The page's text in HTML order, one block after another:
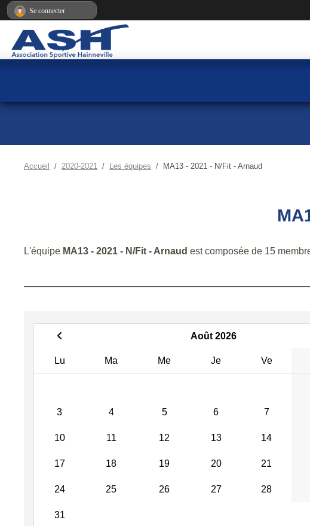
Accueil 2020-2021 Les équipes MA13 - 2021 - N/Fit - Arnaud
L'équipe MA13 - 2021 - N/Fit - Arnaud est composée de 15
Août 2026
Lu Ma Me Je Ve
3 4 5 6 7
10 11 12 13 14
17 18 19 20 21
24 25 26 27 28
31
Se connecter
Panneau de gestion des cookies